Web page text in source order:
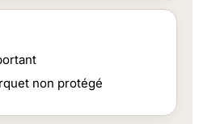
non protégé